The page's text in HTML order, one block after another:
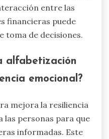
entre las
financieras puede
toma de decisiones.
alfabetización
emocional?
mejora la resiliencia
las personas para que
informadas. Este